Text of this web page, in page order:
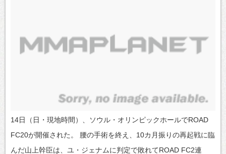
14日（日・現地時間）、ソウル・オリンピックホールでROAD
FC20が開催された。 腰の手術を終え、10カ月振りの再起戦に臨
んだ山上幹臣は、ユ・ジェナムに判定で敗れてROAD FC2連